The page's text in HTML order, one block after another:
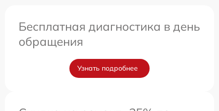
Бесплатная диагностика в день
обращения
Узнать подробнее